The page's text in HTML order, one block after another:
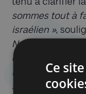
sommes tout à
israélien »,
Nous sommes
décisions prises
israélien à
sollicitent pas
Ce